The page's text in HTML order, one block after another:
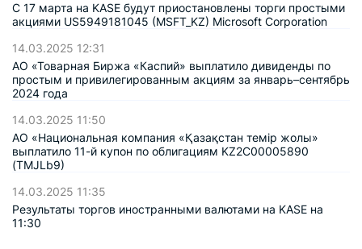
С 17 марта на KASE будут приостановлены торги простыми
акциями US5949181045 (MSFT_KZ) Microsoft Corporation
14.03.2025 12:31
АО «Товарная Биржа «Каспий» выплатило дивиденды по
простым и привилегированным акциям за январь–сентябрь
2024 года
14.03.2025 11:50
АО «Национальная компания «Қазақстан темір жолы»
выплатило 11-й купон по облигациям KZ2C00005890
(TMJLb9)
14.03.2025 11:35
Результаты торгов иностранными валютами на KASE на
11:30